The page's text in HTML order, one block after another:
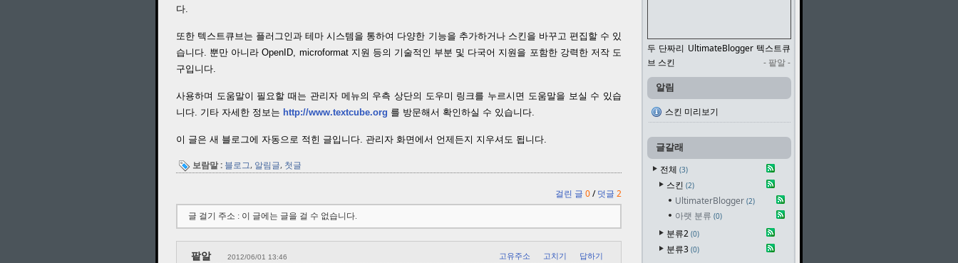
다.
또한 텍스트큐브는 플러그인과 테마 시스템을 통하여 다양한 기능을 추가하거나 스킨을 바꾸고 편집할 수 있
습니다. 뿐만 아니라 OpenID, microformat 지원 등의 기술적인 부분 및 다국어 지원을 포함한 강력한 저작 도
구입니다.
사용하며 도움말이 필요할 때는 관리자 메뉴의 우측 상단의 도우미 링크를 누르시면 도움말을 보실 수 있습
니다. 기타 자세한 정보는 http://www.textcube.org 를 방문해서 확인하실 수 있습니다.
이 글은 새 블로그에 자동으로 적힌 글입니다. 관리자 화면에서 언제든지 지우셔도 됩니다.
보람말 : 블로그, 알림글, 첫글
걸린 글 0/덧글 2
글 걸기 주소 : 이 글에는 글을 걸 수 없습니다.
팥알 2012/06/01 13:46 고유주소 고치기 답하기
두 단짜리 UltimateBlogger 텍스트큐
브 스킨
- 팥알 -
알림
스킨 미리보기
글갈래
전체 3
스킨 2
UltimaterBlogger 2
아랫 분류 0
분류2 0
분류3 0